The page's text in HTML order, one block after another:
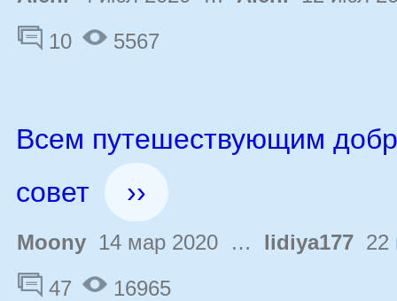
10
5567
Всем путешествующим
совет
››
Moony 14 мар 2020 … lidiya177 22
47
16965